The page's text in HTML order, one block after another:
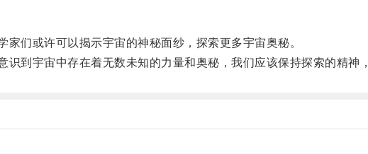
们或许可以揭示宇宙的神秘面纱，探索更多宇宙奥秘。
到宇宙中存在着无数未知的力量和奥秘，我们应该保持探索的精神